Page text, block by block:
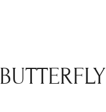
BUTTERFLY